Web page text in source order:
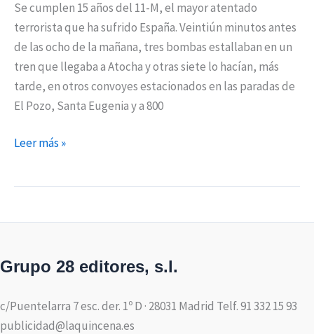
Se cumplen 15 años del 11-M, el mayor atentado
terrorista que ha sufrido España. Veintiún minutos antes
de las ocho de la mañana, tres bombas estallaban en un
tren que llegaba a Atocha y otras siete lo hacían, más
tarde, en otros convoyes estacionados en las paradas de
El Pozo, Santa Eugenia y a 800
Leer más »
Grupo 28 editores, s.l.
c/Puentelarra 7 esc. der. 1º D · 28031 Madrid Telf. 91 332 15 93
publicidad@laquincena.es